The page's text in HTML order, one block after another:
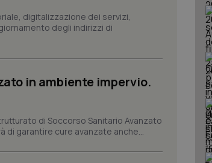
digitalizzazione dei servizi,
degli indirizzi di
in ambiente impervio.
di Soccorso Sanitario Avanzato
di garantire cure avanzate anche...
Marketing
funzionalità di base quali la navigazione sulle pagine
Descrizione
scelte di consenso e privacy dell'utente per la loro